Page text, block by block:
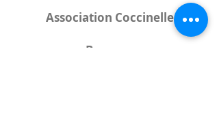
Association Coccinelle
Bureau